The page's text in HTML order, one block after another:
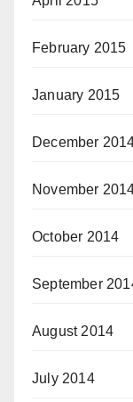
February 2015
January 2015
December
November
October 2014
September
August 2014
July 2014